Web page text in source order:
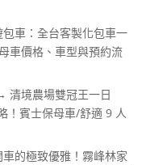
包車：全台客製化包車一
車價格、車型與預約流
清境農場雙冠王一日
！賓士保母車/舒適 9 人
車的極致優雅！霧峰林家